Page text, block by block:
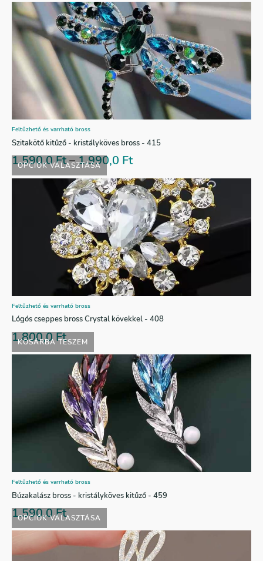
OPCIÓK VÁLASZTÁSA
Feltűzhető és varrható bross
Szitakötő kitűző - kristályköves bross - 415
1.590,0Ft–1.990,0 Ft
KOSÁRBA TESZEM
Feltűzhető és varrható bross
Lógós cseppes bross Crystal kövekkel - 408
1.800,0Ft
OPCIÓK VÁLASZTÁSA
Feltűzhető és varrható bross
Búzakalász bross - kristályköves kitűző - 459
1.590,0Ft